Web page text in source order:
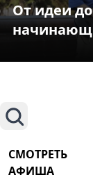
От идеи
Поиск
СМОТРЕТЬ
АФИША